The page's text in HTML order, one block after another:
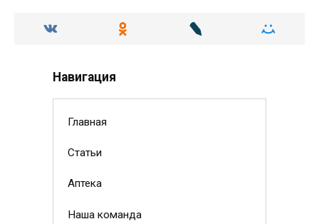
Навигация
Главная
Статьи
Аптека
Наша команда